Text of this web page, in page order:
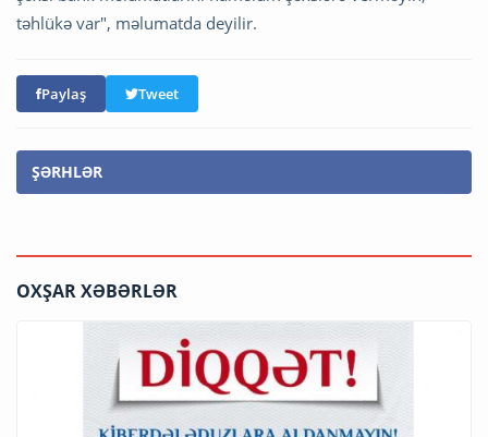
təhlükə var", məlumatda deyilir.
Paylaş Tweet
ŞƏRHLƏR
OXŞAR XƏBƏRLƏR